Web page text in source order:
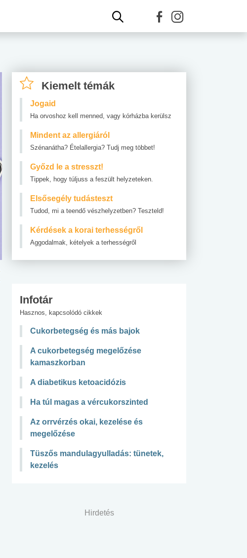
Kiemelt témák
Jogaid
Ha orvoshoz kell menned, vagy kórházba kerülsz
Mindent az allergiáról
Szénanátha? Ételallergia? Tudj meg többet!
Győzd le a stresszt!
Tippek, hogy túljuss a feszült helyzeteken.
Elsősegély tudásteszt
Tudod, mi a teendő vészhelyzetben? Teszteld!
Kérdések a korai terhességről
Aggodalmak, kételyek a terhességről
Infotár
Hasznos, kapcsolódó cikkek
Cukorbetegség és más bajok
A cukorbetegség megelőzése
kamaszkorban
A diabetikus ketoacidózis
Ha túl magas a vércukorszinted
Az orrvérzés okai, kezelése és
megelőzése
Tüszős mandulagyulladás: tünetek,
kezelés
Hirdetés